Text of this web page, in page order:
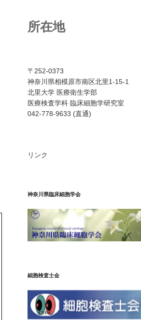
所在地
〒252-0373
神奈川県相模原市南区北里1-15-1
北里大学 医療衛生学部
医療検査学科 臨床細胞学研究室
042-778-9633 (直通)
リンク
神奈川県臨床細胞学会
細胞検査士会